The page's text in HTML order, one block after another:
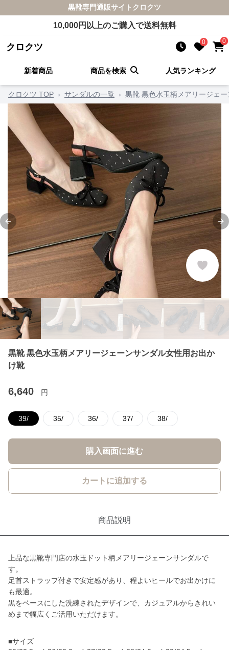
黒靴専門通販サイト クロクツ
10,000円以上のご購入で送料無料
クロクツ 0 0
新着商品 商品を検索 人気ランキング
クロクツ TOP › サンダルの一覧 › 黒靴 黒色水玉柄メアリージェ
Previous slide
黒靴 黒色水玉柄メアリージェーンサンダル女性用お出か
け靴
6,640 円
39/ 35/ 36/ 37/ 38/
購入画面に進む
カートに追加する
商品説明
上品な黒靴専門店の水玉ドット柄メアリージェーンサンダルで
す。
足首ストラップ付きで安定感があり、程よいヒールでお出かけに
も最適。
黒をベースにした洗練されたデザインで、カジュアルからきれい
めまで幅広くご活用いただけます。
■サイズ